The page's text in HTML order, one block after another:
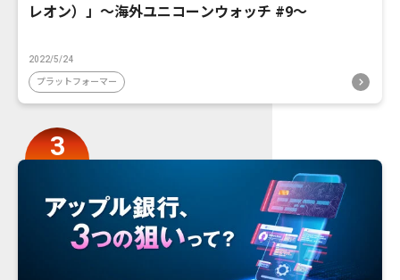
レオン）」〜海外ユニコーンウォッチ #9〜
2022/5/24
プラットフォーマー